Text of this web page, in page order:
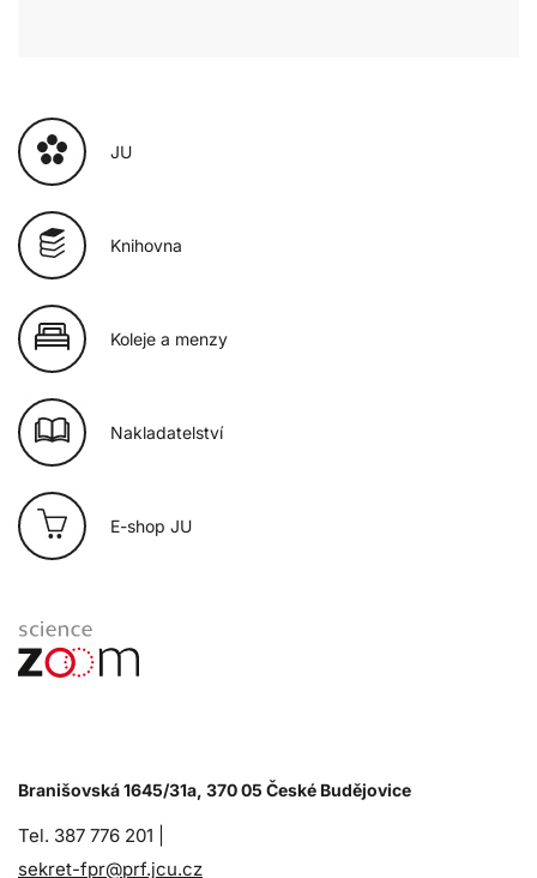
JU
Knihovna
Koleje a menzy
Nakladatelství
E-shop JU
Branišovská 1645/31a, 370 05 České Budějovice
Tel. 387 776 201 |
sekret-fpr@prf.jcu.cz